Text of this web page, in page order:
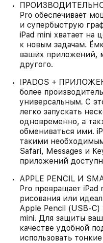
Pro обеспечивает
и супербыструю
iPad mini хватает на
к новым задачам.
ваших приложений,
другого.
IPADOS +
более
универсальным. С
легко запускать
одновременно, а
обмениваться ими.
такими
Safari, Messages и
приложений
APPLE PENCIL И
Pro превращает iPad
рисования или
Apple Pencil (USB-
mini. Для защиты
качестве удобной
использовать